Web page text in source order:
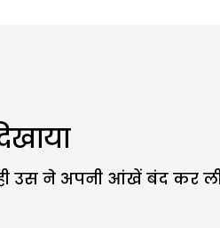
उस ने अपनी आंखें बंद कर